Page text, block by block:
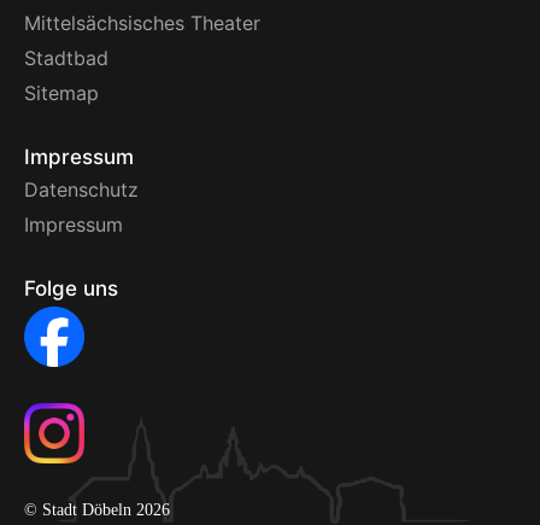
Mittelsächsisches Theater
Stadtbad
Sitemap
Impressum
Datenschutz
Impressum
Folge uns
© Stadt Döbeln 2026